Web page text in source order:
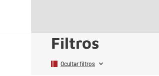
Filtros
Ocultar filtros